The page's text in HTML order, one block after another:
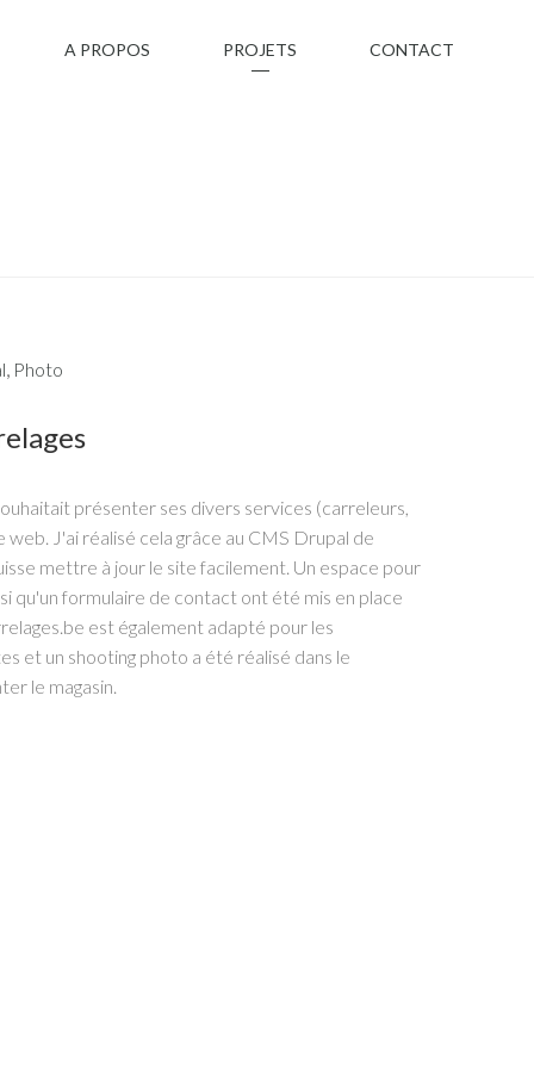
A PROPOS PROJETS CONTACT
, Photo
présenter ses divers services (carreleurs,
web. J'ai réalisé cela grâce au CMS Drupal de
mettre à jour le site facilement. Un espace pour
qu'un formulaire de contact ont été mis en place
est également adapté pour les
et un shooting photo a été réalisé dans le
le magasin.